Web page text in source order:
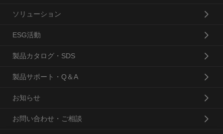
ソリューション
ESG活動
製品カタログ・SDS
製品サポート・Q＆A
お知らせ
お問い合わせ・ご相談